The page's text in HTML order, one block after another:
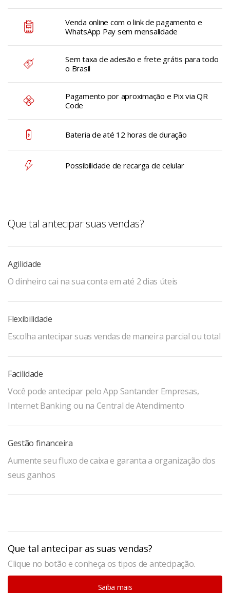
Venda online com o link de pagamento e
WhatsApp Pay sem mensalidade
Sem taxa de adesão e frete grátis para todo
o Brasil
Pagamento por aproximação e Pix via QR
Code
Bateria de até 12 horas de duração
Possibilidade de recarga de celular
Que tal antecipar suas vendas?
Agilidade
O dinheiro cai na sua conta em até 2 dias úteis
Flexibilidade
Escolha antecipar suas vendas de maneira parcial ou total
Facilidade
Você pode antecipar pelo App Santander Empresas,
Internet Banking ou na Central de Atendimento
Gestão financeira
Aumente seu fluxo de caixa e garanta a organização dos
seus ganhos
Que tal antecipar as suas vendas?
Clique no botão e conheça os tipos de antecipação.
Saiba mais